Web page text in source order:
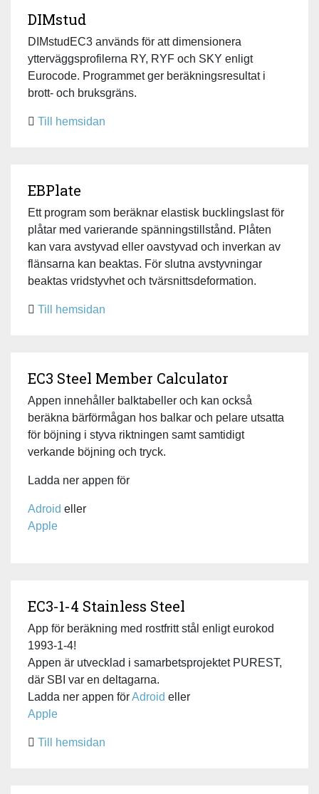
DIMstud
DIMstudEC3 används för att dimensionera
ytterväggsprofilerna RY, RYF och SKY enligt
Eurocode. Programmet ger beräkningsresultat i
brott- och bruksgräns.
Till hemsidan
EBPlate
Ett program som beräknar elastisk bucklingslast för
plåtar med varierande spänningstillstånd. Plåten
kan vara avstyvad eller oavstyvad och inverkan av
flänsarna kan beaktas. För slutna avstyvningar
beaktas vridstyvhet och tvärsnittsdeformation.
Till hemsidan
EC3 Steel Member Calculator
Appen innehåller balktabeller och kan också
beräkna bärförmågan hos balkar och pelare utsatta
för böjning i styva riktningen samt samtidigt
verkande böjning och tryck.
Ladda ner appen för
Adroid eller
Apple
EC3-1-4 Stainless Steel
App för beräkning med rostfritt stål enligt eurokod
1993-1-4!
Appen är utvecklad i samarbetsprojektet PUREST,
där SBI var en deltagarna.
Ladda ner appen förAdroid eller
Apple
Till hemsidan